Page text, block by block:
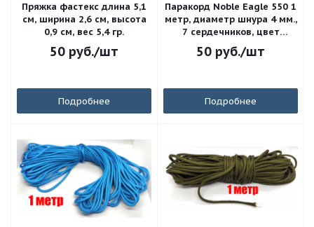
Пряжка фастекс длина 5,1
см, ширина 2,6 см, высота
0,9 см, вес 5,4 гр.
50 руб./шт
Подробнее
Паракорд Noble Eagle 550 1
метр, диаметр шнура 4 мм.,
7 сердечников, цвет
чёрный
50 руб./шт
Подробнее